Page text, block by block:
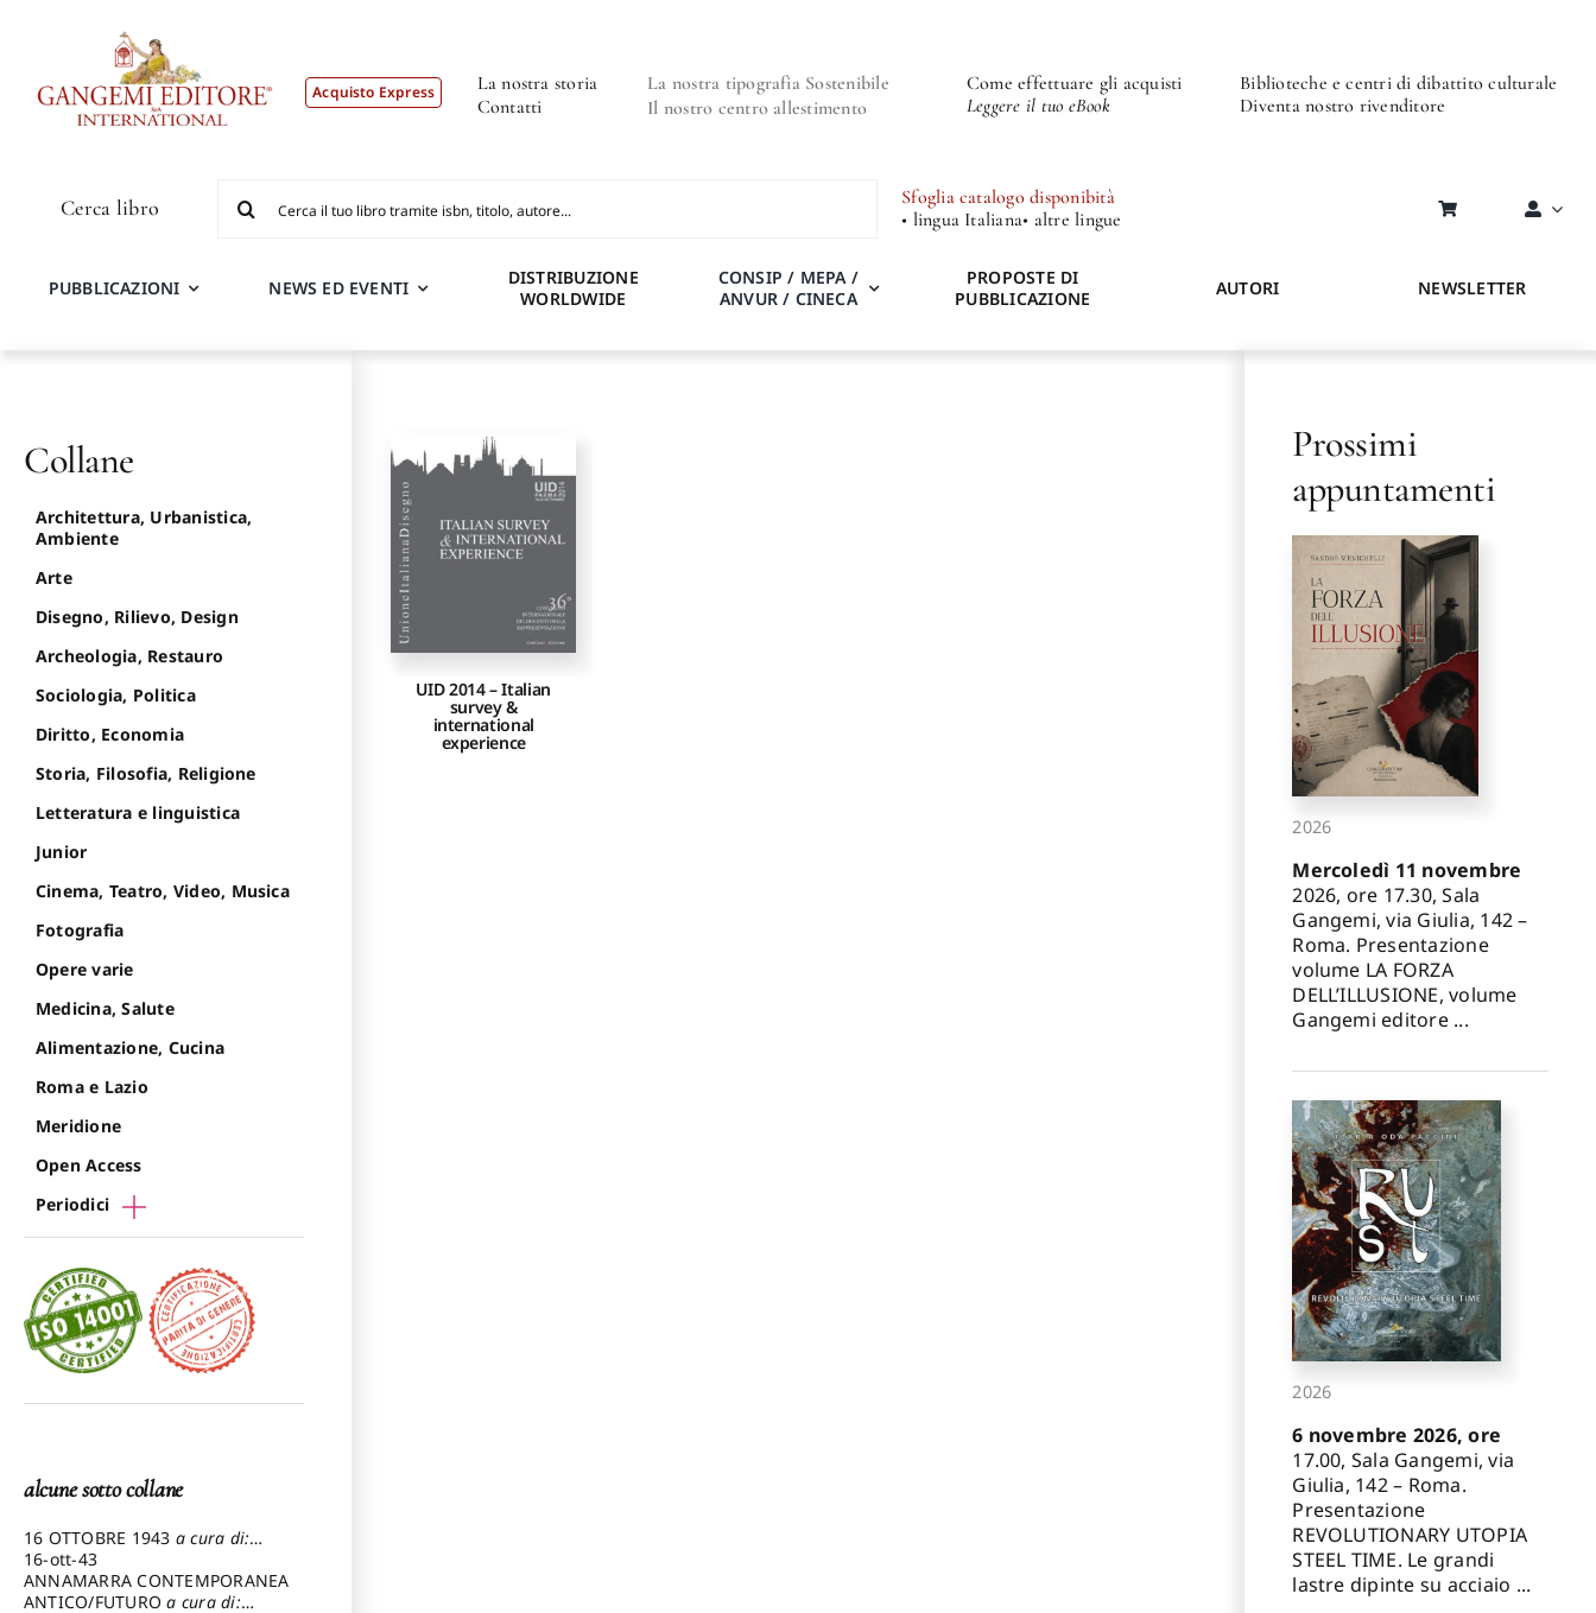
Acquisto Express
La nostra storia
Contatti
La nostra tipografia Sostenibile
Il nostro centro allestimento
Come effettuare gli acquisti
Leggere il tuo eBook
Biblioteche e centri di dibattito culturale
Diventa nostro rivenditore
Cerca libro
per:
Sfoglia catalogo disponibità
• lingua Italiana• altre lingue
PUBBLICAZIONI NEWS ED EVENTI
DISTRIBUZIONE
WORLDWIDE
CONSIP / MEPA /
ANVUR / CINECA
PROPOSTE DI
PUBBLICAZIONE
AUTORI NEWSLETTER
UID 2014 – Italian
survey &
international
experience
Collane
Architettura, Urbanistica,
Ambiente
Arte
Disegno, Rilievo, Design
Archeologia, Restauro
Sociologia, Politica
Diritto, Economia
Storia, Filosofia, Religione
Letteratura e linguistica
Junior
Cinema, Teatro, Video, Musica
Fotografia
Opere varie
Medicina, Salute
Alimentazione, Cucina
Roma e Lazio
Meridione
Open Access
Periodici
alcune sotto collane
16 OTTOBRE 1943 a cura di:
Pezzetti Marcello
16-ott-43
ANNAMARRA CONTEMPORANEA
ANTICO/FUTUROa cura di:
Prossimi
appuntamenti
2026
Mercoledì 11 novembre
2026, ore 17.30, Sala
Gangemi, via Giulia, 142 –
Roma. Presentazione
volume LA FORZA
DELL’ILLUSIONE, volume
Gangemi editore ...
2026
6 novembre 2026, ore
17.00, Sala Gangemi, via
Giulia, 142 – Roma.
Presentazione
REVOLUTIONARY UTOPIA
STEEL TIME. Le grandi
lastre dipinte su acciaio ...